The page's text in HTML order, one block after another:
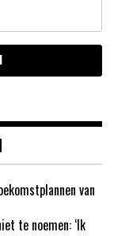
van
te noemen: ‘Ik